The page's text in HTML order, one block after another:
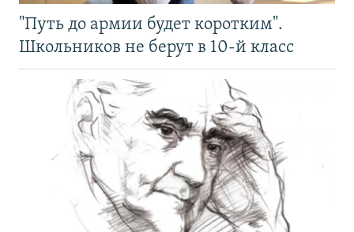
"Путь до армии будет коротким".
Школьников не берут в 10-й класс